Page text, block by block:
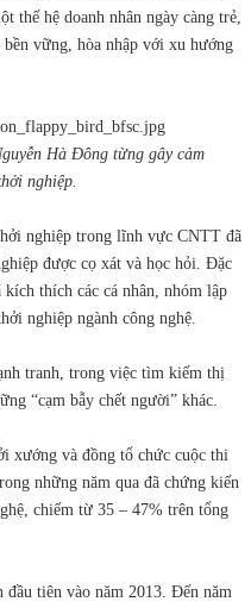
thế hệ doanh nhân ngày càng trẻ,
vững, hòa nhập với xu hướng
Hà Đông từng gây cảm
nghiệp.
nghiệp trong lĩnh vực CNTT đã
được cọ xát và học hỏi. Đặc
thích các cá nhân, nhóm lập
nghiệp ngành công nghệ.
tranh, trong việc tìm kiếm thị
“cạm bẫy chết người” khác.
xướng và đồng tổ chức cuộc thi
những năm qua đã chứng kiến
chiếm từ 35 – 47% trên tổng
tiên vào năm 2013. Đến năm